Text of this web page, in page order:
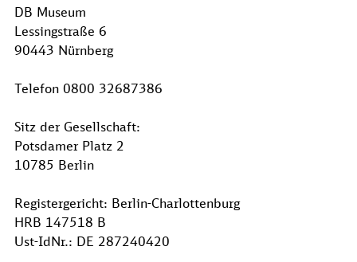
DB Museum
Lessingstraße 6
90443 Nürnberg
Telefon 0800 32687386
Sitz der Gesellschaft:
Potsdamer Platz 2
10785 Berlin
Registergericht: Berlin-Charlottenburg
HRB 147518 B
Ust-IdNr.: DE 287240420